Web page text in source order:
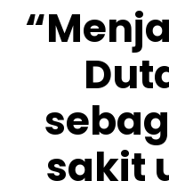
sakit